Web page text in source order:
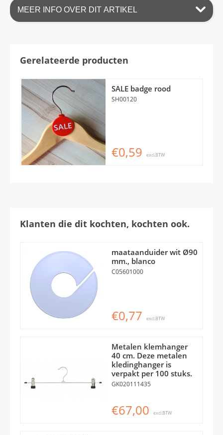
MEER INFO OVER DIT ARTIKEL
Gerelateerde producten
SALE badge rood
SH00120
€0,59 excl.BTW
Klanten die dit kochten, kochten ook.
maataanduider wit Ø90
mm., blanco
C05601000
€0,77 excl.BTW
Metalen klemhanger
40 cm. Deze metalen
kledinghanger is
verpakt per 100 stuks.
GK020111435
€67,00 excl.BTW